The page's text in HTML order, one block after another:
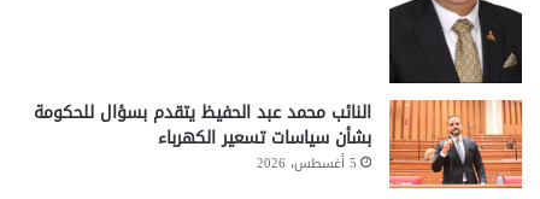
النائب محمد عبد الحفيظ يتقدم بسؤال للحكومة
بشأن سياسات تسعير الكهرباء
5 أغسطس، 2026